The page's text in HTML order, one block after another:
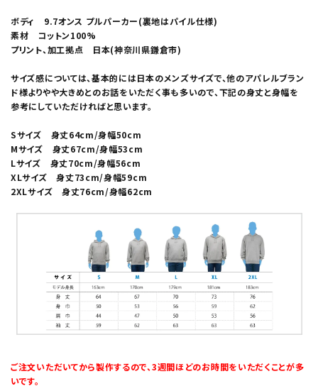
ボディ 9.7オンス プルパーカー(裏地はパイル仕様)
素材 コットン100%
プリント、加工拠点 日本(神奈川県鎌倉市)
サイズ感については、基本的には日本のメンズサイズで、他のアパレルブラン
ド様よりやや大きめとのお話をいただく事も多いので、下記の身丈と身幅を
参考にしていただければと思います。
Sサイズ 身丈64cm/身幅50cm
Mサイズ 身丈67cm/身幅53cm
Lサイズ 身丈70cm/身幅56cm
XLサイズ 身丈73cm/身幅59cm
2XLサイズ 身丈76cm/身幅62cm
ご注文いただいてから製作するので、3週間ほどのお時間をいただくことが多
いです。